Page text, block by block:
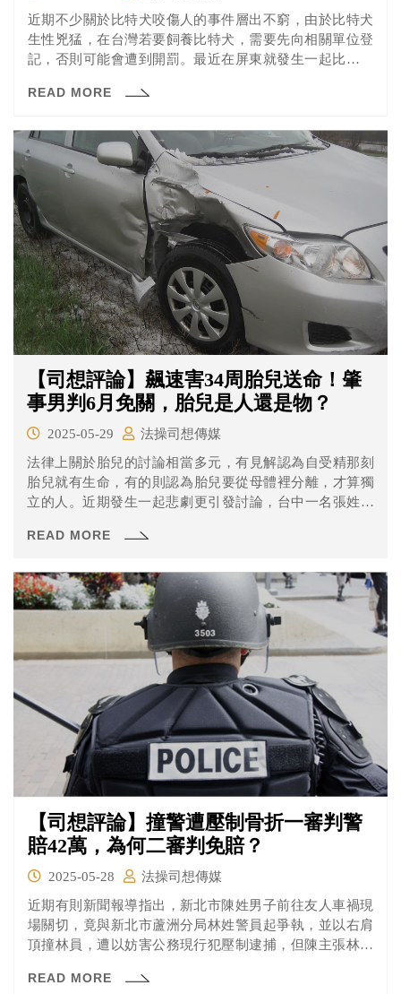
近期不少關於比特犬咬傷人的事件層出不窮，由於比特犬
生性兇猛，在台灣若要飼養比特犬，需要先向相關單位登
記，否則可能會遭到開罰。最近在屏東就發生一起比特犬
趕緊持棍棒、掃把工具試圖將兩隻狗分開，比特犬仍緊咬
READ MORE
【司想評論】飆速害34周胎兒送命！肇
事男判6月免關，胎兒是人還是物？
2025-05-29
法操司想傳媒
法律上關於胎兒的討論相當多元，有見解認為自受精那刻
胎兒就有生命，有的則認為胎兒要從母體裡分離，才算獨
立的人。近期發生一起悲劇更引發討論，台中一名張姓男
的在快速道路飆車，追撞黃女夫妻，讓她腹中已經34周的
未出生，依法不屬自然人等同「物品」，最後檢方僅依導
致夫妻受傷的過失傷害起訴，近日地院輕判六月。在法律
上未出生的胎兒等同「物品」，無疑又讓這個媽媽痛失孩
子後又在審理中備受打擊。
READ MORE
【司想評論】撞警遭壓制骨折一審判警
賠42萬，為何二審判免賠？
2025-05-28
法操司想傳媒
近期有則新聞報導指出，新北市陳姓男子前往友人車禍現
場關切，竟與新北市蘆洲分局林姓警員起爭執，並以右肩
頂撞林員，遭以妨害公務現行犯壓制逮捕，但陳主張林員
審判決林員須賠償四十二萬多元，兩造均不服上訴；高等
READ MORE